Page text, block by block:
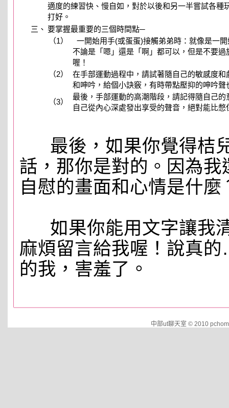
適度的練習快、慢自如，對於以後和另一半嘗試各種
打好。
三、 要掌握最重要的三個時間點─
（1）
一開始用手(或蛋蛋)接觸弟弟時：就像是一
不論是「嗯」還是「啊」都可以，但是不要
喔！
（2）
在手部運動過程中，請試著隨自己的敏感度
和呻吟，給個小訣竅，有時帶點壓抑的呻吟
（3）
最後，手部運動的高潮階段，請記得隨自己
自己從內心深處發出享受的聲音，絕對能比憋
最後，如果你覺得桔
話，那你是對的。因為
自慰的畫面和心情是什麼
如果你能用文字讓我
麻煩留言給我喔！說真
的我，害羞了。
中部ut聊天室 © 2010